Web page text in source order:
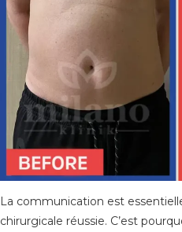
La communication est
chirurgicale réussie. C’est